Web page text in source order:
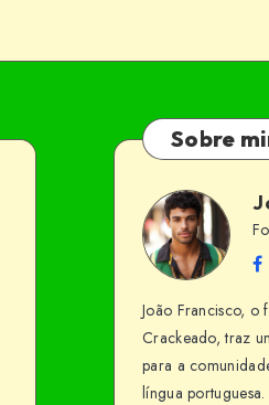
Sobre
João
João Francisco, o
Crackeado, traz
para a
língua